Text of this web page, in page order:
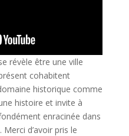
révèle être une ville
cohabitent
historique comme
histoire et invite à
enracinée dans
d’avoir pris le